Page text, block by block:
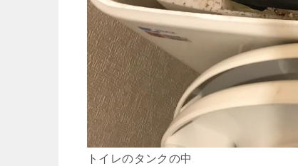
トイレのタンクの中